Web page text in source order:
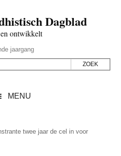
Dagblad
ontwikkelt
jaargang
MENU
twee jaar de cel in voor